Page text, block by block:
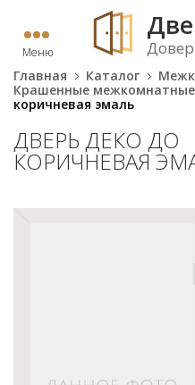
Меню
Главная Каталог
Крашенные
коричневая эмаль
ДВЕРЬ ДЕКО ДО
КОРИЧНЕВАЯ